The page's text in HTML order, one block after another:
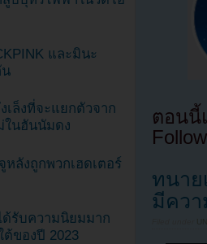
ตอนนี้
ทนาย
มีควา
และมินะ
น
เล็งที่จะแยกตัวจาก
ในฮันนัมดง
ลังถูกพวกเฮดเตอร์
รับความนิยมมาก
ต้ของปี 2023